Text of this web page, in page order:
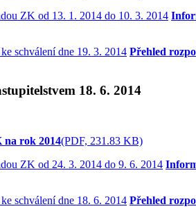
Přehled
18. 6. 2014
na rok 2014(PDF, 231.83 KB)
Přehled